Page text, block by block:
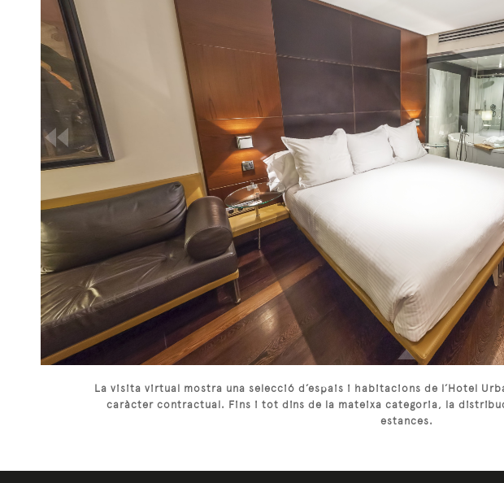
La visita virtual mostra una selecció d’espais i habitacions de l’Hotel
caràcter contractual. Fins i tot dins de la mateixa categoria, la
estances.